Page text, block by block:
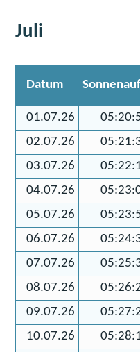
Juli
Datum
01.07.26
02.07.26
03.07.26
04.07.26
05.07.26
06.07.26
07.07.26
08.07.26
09.07.26
10.07.26